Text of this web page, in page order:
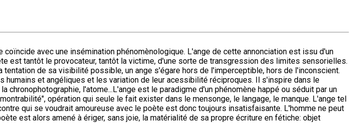
avec une insémination phénomènologique. L'ange de cette annonciation est issu d'un
est tantôt le provocateur, tantôt la victime, d'une sorte de transgression des limites sensorielles.
de sa visibilité possible, un ange s'égare hors de l'imperceptible, hors de l'inconscient.
et angéliques et les variation de leur acessibilité réciproques. Il s'inspire dans le
l'atome...L'ange est le paradigme d'un phénomène happé ou séduit par un
opération qui seule le fait exister dans le mensonge, le langage, le manque. L'ange tel
qui se voudrait amoureuse avec le poète est donc toujours insatisfaisante. L'homme ne peut
est alors amené à ériger, sans joie, la matérialité de sa propre écriture en fétiche: objet